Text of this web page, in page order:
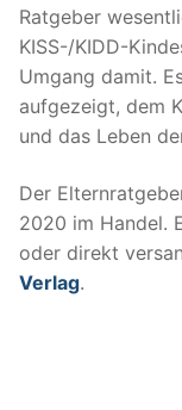
Ratgeber
KISS-/KIDD-
Umgang damit.
aufgezeigt, dem
und das Leben
Der
2020 im Handel.
oder direkt
Verlag.